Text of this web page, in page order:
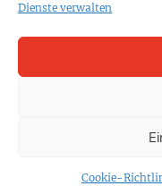
Dienste verwalten
Cookie-